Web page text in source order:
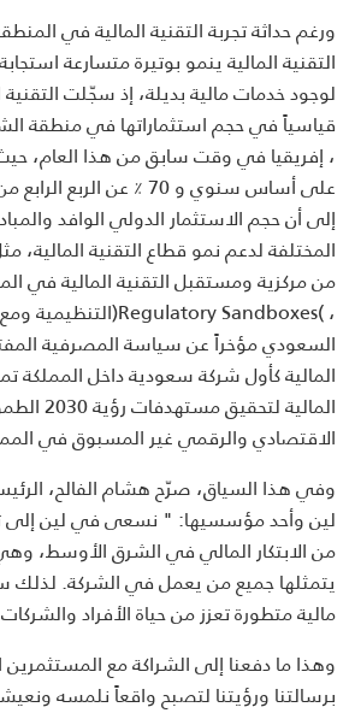
ورغم حداثة تجربة التقنية المالية في
التقنية المالية ينمو بوتيرة متسارعة
لوجود خدمات مالية بديلة، إذ سجّلت التقنية
قياسياً في حجم استثماراتها في منطقة
إلى أن حجم الاستثمار الدولي الوافد
المختلفة لدعم نمو قطاع التقنية المالية،
من مركزية ومستقبل التقنية المالية في
،)Regulatory Sandboxes(التنظيمية
السعودي مؤخراً عن سياسة المصرفية
المالية كأول شركة سعودية داخل المملكة
المالية
الاقتصادي والرقمي غير المسبوق في
وفي هذا السياق، صرّح هشام الفالح،
لين وأحد مؤسسيها: " نسعى في لين إلى
من الابتكار المالي في الشرق الأوسط،
يتمثلها جميع من يعمل في الشركة. لذلك
مالية متطورة تعزز من حياة الأفراد
وهذا ما دفعنا إلى الشراكة مع
برسالتنا ورؤيتنا لتصبح واقعاً نلمسه